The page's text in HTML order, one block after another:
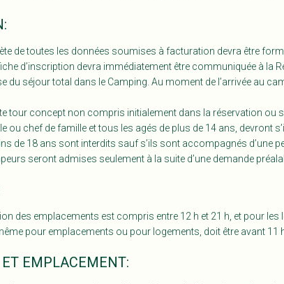
de toutes les données soumises à facturation devra être
d’inscription devra immédiatement être communiquée à la
du séjour total dans le Camping. Au moment de l’arrivée au
tour concept non compris initialement dans la réservation ou
ou chef de famille et tous les agés de plus de 14 ans, devront
de 18 ans sont interdits sauf s’ils sont accompagnés d’une
seront admises seulement à la suite d’une demande
des emplacements est compris entre 12 h et 21 h, et pour les
pour emplacements ou pour logements, doit être avant 11
EMPLACEMENT: